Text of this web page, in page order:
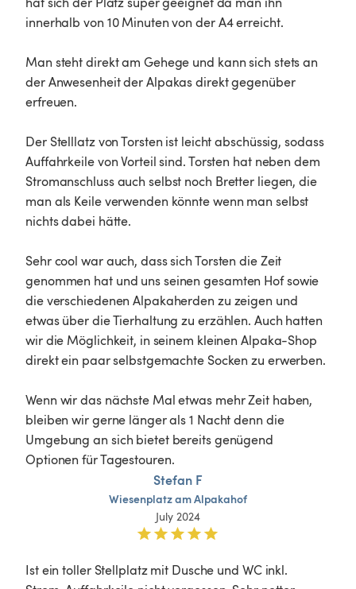
innerhalb von 10 Minuten von der A4 erreicht.
Man steht direkt am Gehege und kann sich stets an
der Anwesenheit der Alpakas direkt gegenüber
erfreuen.
Der Stelllatz von Torsten ist leicht abschüssig, sodass
Auffahrkeile von Vorteil sind. Torsten hat neben dem
Stromanschluss auch selbst noch Bretter liegen, die
man als Keile verwenden könnte wenn man selbst
nichts dabei hätte.
Sehr cool war auch, dass sich Torsten die Zeit
genommen hat und uns seinen gesamten Hof sowie
die verschiedenen Alpakaherden zu zeigen und
etwas über die Tierhaltung zu erzählen. Auch hatten
wir die Möglichkeit, in seinem kleinen Alpaka-Shop
direkt ein paar selbstgemachte Socken zu erwerben.
Wenn wir das nächste Mal etwas mehr Zeit haben,
bleiben wir gerne länger als 1 Nacht denn die
Umgebung an sich bietet bereits genügend
Optionen für Tagestouren.
Stefan F
WiesenplatzamAlpakahof
July 2024
Ist ein toller Stellplatz mit Dusche und WC inkl.